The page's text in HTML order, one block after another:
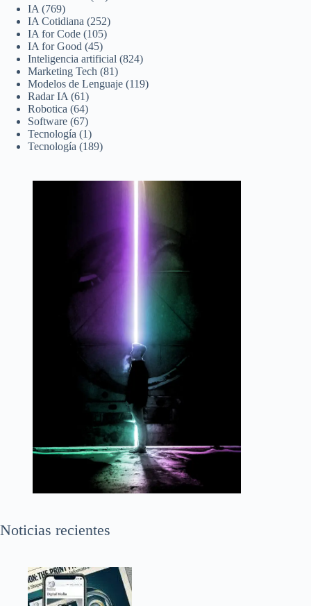
IA (769)
IA Cotidiana (252)
IA for Code (105)
IA for Good (45)
Inteligencia artificial (824)
Marketing Tech (81)
Modelos de Lenguaje (119)
Radar IA (61)
Robotica (64)
Software (67)
Tecnología (1)
Tecnología (189)
Noticias recientes